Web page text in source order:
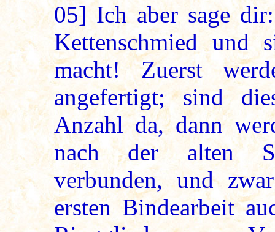
05] Ich aber sage
Kettenschmied
macht! Zuerst
angefertigt; sind
Anzahl da, dann
nach der alten
verbunden, und
ersten Bindearbeit